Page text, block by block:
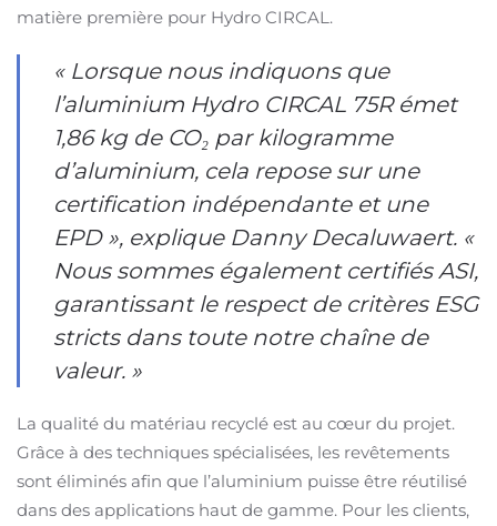
matière première pour Hydro CIRCAL.
« Lorsque nous indiquons que
l’aluminium Hydro CIRCAL 75R émet
1,86 kg de CO₂ par kilogramme
d’aluminium, cela repose sur une
certification indépendante et une
EPD », explique Danny Decaluwaert. «
Nous sommes également certifiés ASI,
garantissant le respect de critères ESG
stricts dans toute notre chaîne de
valeur. »
La qualité du matériau recyclé est au cœur du projet.
Grâce à des techniques spécialisées, les revêtements
sont éliminés afin que l’aluminium puisse être réutilisé
dans des applications haut de gamme. Pour les clients,